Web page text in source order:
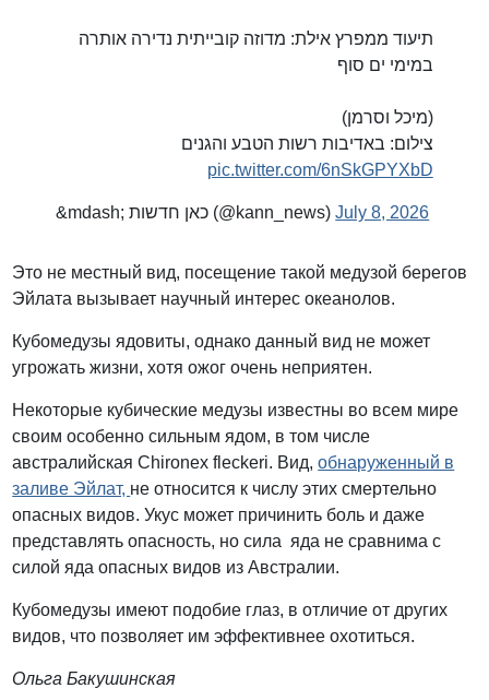
תיעוד ממפרץ אילת: מדוזה קובייתית נדירה אותרה
במימי ים סוף
(מיכל וסרמן)
צילום: באדיבות רשות הטבע והגנים
pic.twitter.com/6nSkGPYXbD
&mdash; כאן חדשות (@kann_news)July 8, 2026
Это не местный вид, посещение такой медузой берегов
Эйлата вызывает научный интерес океанолов.
Кубомедузы ядовиты, однако данный вид не может
угрожать жизни, хотя ожог очень неприятен.
Некоторые кубические медузы известны во всем мире
своим особенно сильным ядом, в том числе
австралийская Chironex fleckeri. Вид,обнаруженный в
заливе Эйлат, не относится к числу этих смертельно
опасных видов. Укус может причинить боль и даже
представлять опасность, но сила яда не сравнима с
силой яда опасных видов из Австралии.
Кубомедузы имеют подобие глаз, в отличие от других
видов, что позволяет им эффективнее охотиться.
Ольга Бакушинская